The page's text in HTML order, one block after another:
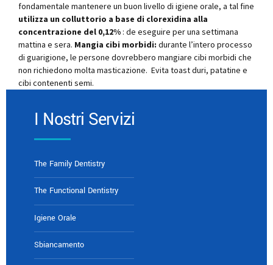
fondamentale mantenere un buon livello di igiene orale, a tal fine
utilizza un colluttorio a base di clorexidina alla
concentrazione del 0,12% : de eseguire per una settimana
mattina e sera. Mangia cibi morbidi: durante l’intero processo
di guarigione, le persone dovrebbero mangiare cibi morbidi che
non richiedono molta masticazione. Evita toast duri, patatine e
cibi contenenti semi.
I Nostri Servizi
The Family Dentistry
The Functional Dentistry
Igiene Orale
Sbiancamento